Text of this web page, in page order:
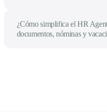
¿Cómo simplifica el HR
documentos, nóminas y